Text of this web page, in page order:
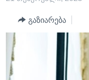
ᲕᲘᲓᲔᲝᲔᲑᲘ
ᲒᲐᲓᲐᲪᲔᲛᲔᲑᲘ
ᲕᲐᲨᲘᲜᲒᲢᲝᲜᲘ ᲓᲦᲔᲡ
ᲮᲔᲓᲕᲐ ᲕᲐᲨᲘᲜᲒᲢᲝᲜᲘᲓᲐᲜ
ᲡᲮᲕᲐ ᲡᲘᲐᲮᲚᲔᲔᲑᲘ
ᲠᲣᲡᲔᲗᲘᲡ ᲨᲔᲭᲠᲐ
გაზიარება